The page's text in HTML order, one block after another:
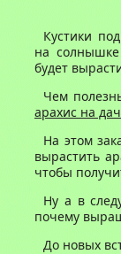
Кустики
на
будет
Чем
арахис на
На этом
вырастить
чтобы
Ну а в
почему
До новых